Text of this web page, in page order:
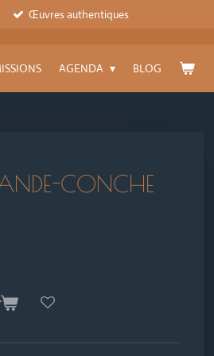
Œuvres authentiques
AGENDA BLOG
CONCHE